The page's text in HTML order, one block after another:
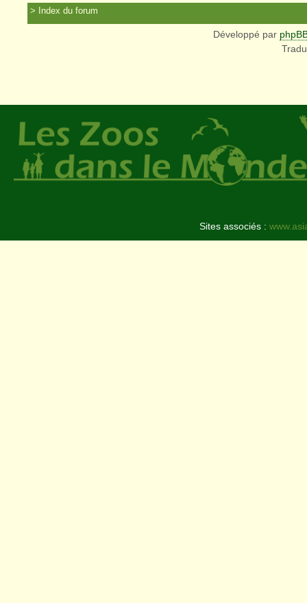
Index du forum
Développé par
Sites associés :